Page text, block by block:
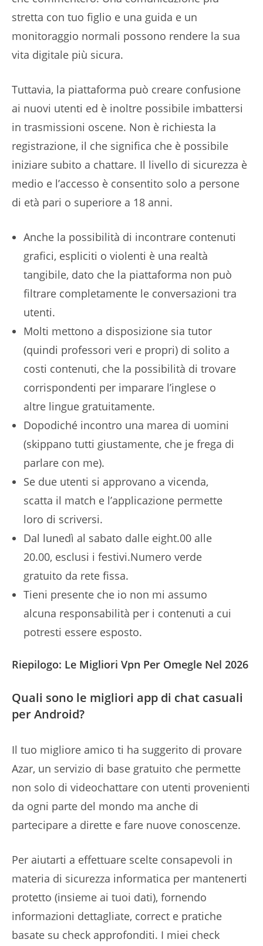
stretta con tuo figlio e una guida e un
monitoraggio normali possono rendere la sua
vita digitale più sicura.
Tuttavia, la piattaforma può creare confusione
ai nuovi utenti ed è inoltre possibile imbattersi
in trasmissioni oscene. Non è richiesta la
registrazione, il che significa che è possibile
iniziare subito a chattare. Il livello di sicurezza è
medio e l’accesso è consentito solo a persone
di età pari o superiore a 18 anni.
Anche la possibilità di incontrare contenuti
grafici, espliciti o violenti è una realtà
tangibile, dato che la piattaforma non può
filtrare completamente le conversazioni tra
utenti.
Molti mettono a disposizione sia tutor
(quindi professori veri e propri) di solito a
costi contenuti, che la possibilità di trovare
corrispondenti per imparare l’inglese o
altre lingue gratuitamente.
Dopodiché incontro una marea di uomini
(skippano tutti giustamente, che je frega di
parlare con me).
Se due utenti si approvano a vicenda,
scatta il match e l’applicazione permette
loro di scriversi.
Dal lunedì al sabato dalle eight.00 alle
20.00, esclusi i festivi.Numero verde
gratuito da rete fissa.
Tieni presente che io non mi assumo
alcuna responsabilità per i contenuti a cui
potresti essere esposto.
Riepilogo: Le Migliori Vpn Per Omegle Nel 2026
Quali sono le migliori app di chat casuali
per Android?
Il tuo migliore amico ti ha suggerito di provare
Azar, un servizio di base gratuito che permette
non solo di videochattare con utenti provenienti
da ogni parte del mondo ma anche di
partecipare a dirette e fare nuove conoscenze.
Per aiutarti a effettuare scelte consapevoli in
materia di sicurezza informatica per mantenerti
protetto (insieme ai tuoi dati), fornendo
informazioni dettagliate, correct e pratiche
basate su check approfonditi. I miei check